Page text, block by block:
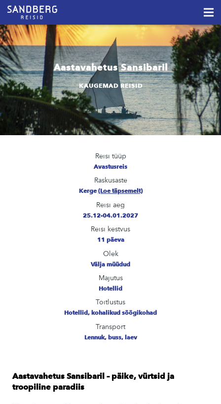
Aastavahetus Sansibaril
KAUGEMAD REISID
Reisi tüüp
Avastusreis
Raskusaste
Kerge(Loe täpsemelt)
Reisi aeg
25.12-04.01.2027
Reisi kestvus
11 päeva
Olek
Välja müüdud
Majutus
Hotellid
Toitlustus
Hotellid, kohalikud söögikohad
Transport
Lennuk, buss, laev
Aastavahetus Sansibaril – päike, vürtsid ja
troopiline paradiis